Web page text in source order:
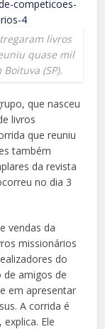
livros
quase mil
(SP).
que nasceu
livros
que reuniu
também
da revista
no dia 3
vendas da
missionários
do
de amigos de
em apresentar
A corrida é
Ele